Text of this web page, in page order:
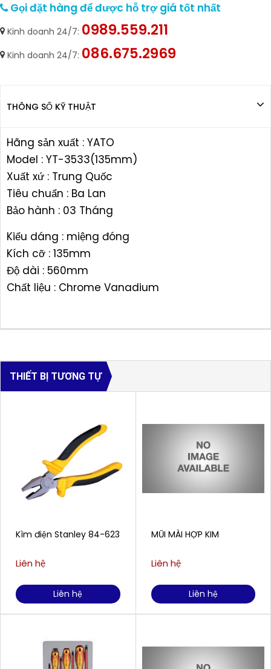
Gọi đặt hàng để được hỗ trợ giá tốt nhất
Kinh doanh 24/7: 0989.559.211
Kinh doanh 24/7: 086.675.2969
THÔNG SỐ KỸ THUẬT
Hãng sản xuất : YATO
Model : YT-3533(135mm)
Xuất xứ : Trung Quốc
Tiêu chuẩn : Ba Lan
Bảo hành : 03 Tháng
Kiểu dáng : miệng đóng
Kích cỡ : 135mm
Độ dài : 560mm
Chất liệu : Chrome Vanadium
THIẾT BỊ TƯƠNG TỰ
Kìm điện Stanley 84-623
Liên hệ
Liên hệ
MŨI MÀI HỢP KIM
Liên hệ
Liên hệ